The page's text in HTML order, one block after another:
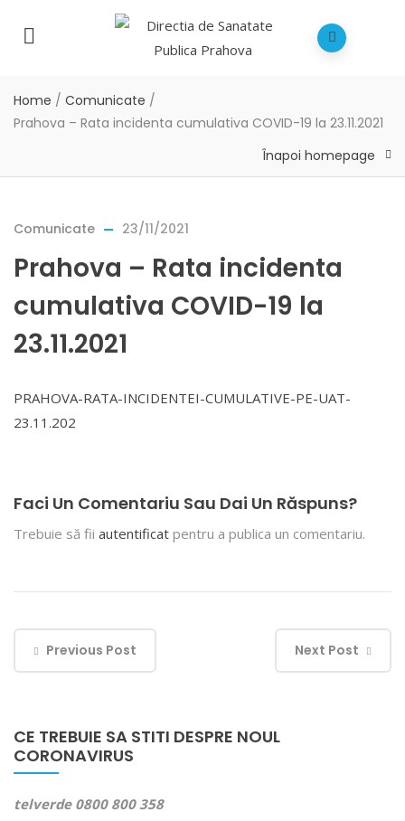
Home / Comunicate /
Prahova – Rata incidenta cumulativa COVID-19 la 23.11.2021
Înapoi homepage
Comunicate 23/11/2021
Prahova – Rata incidenta
cumulativa COVID-19 la
23.11.2021
PRAHOVA-RATA-INCIDENTEI-CUMULATIVE-PE-UAT-
23.11.202
Faci Un Comentariu Sau Dai Un Răspuns?
Trebuie să fii autentificat pentru a publica un comentariu.
Previous Post Next Post
CE TREBUIE SA STITI DESPRE NOUL
CORONAVIRUS
telverde 0800 800 358